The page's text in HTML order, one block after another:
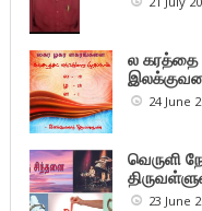
ல கரத்தை
24 June
வெருளி
23 June